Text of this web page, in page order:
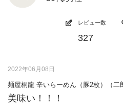
レビュー数
327
2022年06月08日
麺屋桐龍 辛いらーめん（豚2枚）（二
美味い！！！